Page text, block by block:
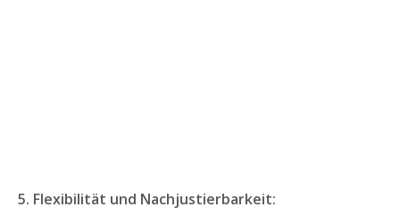
5. Flexibilität und Nachjustierbarkeit: